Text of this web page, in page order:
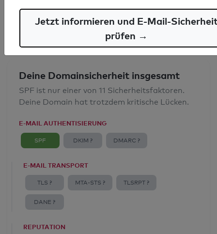
E-Mail-Spoofingschutz: Gut
Deine Domainsicherheit insgesamt
SPF ist nur einer von 11 Sicherheitsfaktoren.
Deine Domain hat trotzdem kritische Lücken.
E-MAIL AUTHENTISIERUNG
SPF DKIM ? DMARC ?
E-MAIL TRANSPORT
TLS ? MTA-STS ? TLSRPT ?
DANE ?
REPUTATION
Jetzt informieren und E-Mail-
prüfen →